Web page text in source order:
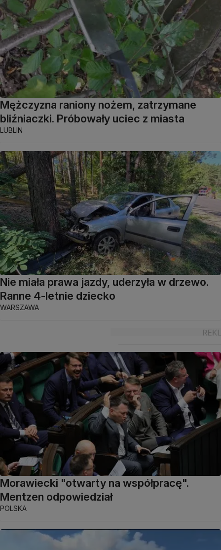
Mężczyzna raniony nożem, zatrzymane
bliźniaczki. Próbowały uciec z miasta
LUBLIN
Nie miała prawa jazdy, uderzyła w drzewo.
Ranne 4-letnie dziecko
WARSZAWA
Morawiecki "otwarty na współpracę".
Mentzen odpowiedział
POLSKA